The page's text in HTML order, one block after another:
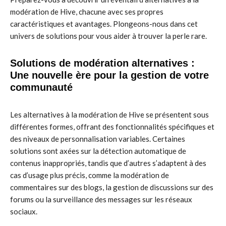
modération de Hive, chacune avec ses propres
caractéristiques et avantages. Plongeons-nous dans cet
univers de solutions pour vous aider à trouver la perle rare.
Solutions de modération alternatives :
Une nouvelle ère pour la gestion de votre
communauté
Les alternatives à la modération de Hive se présentent sous
différentes formes, offrant des fonctionnalités spécifiques et
des niveaux de personnalisation variables. Certaines
solutions sont axées sur la détection automatique de
contenus inappropriés, tandis que d’autres s’adaptent à des
cas d’usage plus précis, comme la modération de
commentaires sur des blogs, la gestion de discussions sur des
forums ou la surveillance des messages sur les réseaux
sociaux.